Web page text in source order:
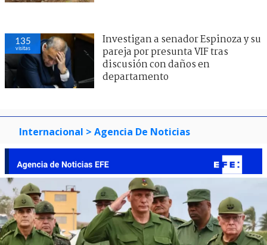
135
visitas
Investigan a senador Espinoza y su
pareja por presunta VIF tras
discusión con daños en
departamento
Internacional > Agencia De Noticias